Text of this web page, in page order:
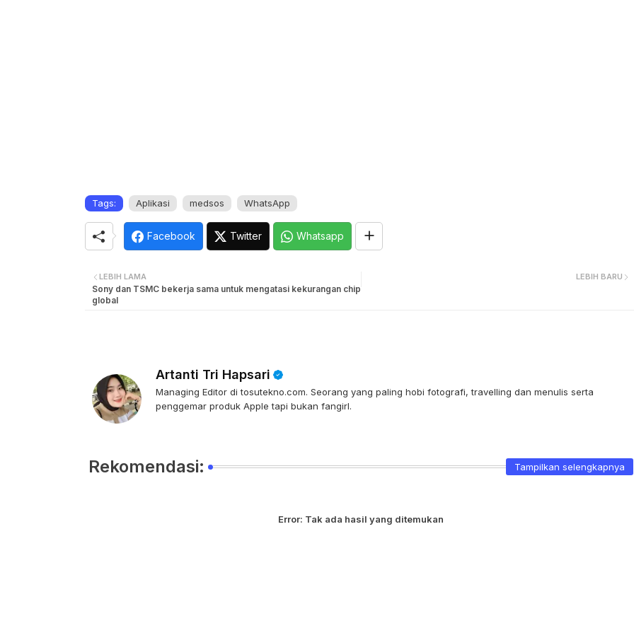
Tags: Aplikasi medsos WhatsApp
Facebook Twitter Whatsapp
LEBIH BARU
LEBIH LAMA
Sony dan TSMC bekerja sama untuk mengatasi kekurangan chip
global
Artanti Tri Hapsari
Managing Editor di tosutekno.com. Seorang yang paling hobi fotografi, travelling dan menulis serta
penggemar produk Apple tapi bukan fangirl.
Rekomendasi: Tampilkan selengkapnya
Error: Tak ada hasil yang ditemukan